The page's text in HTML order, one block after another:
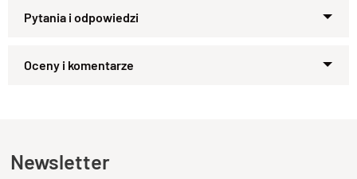
Zapytaj o produkt
Newsletter